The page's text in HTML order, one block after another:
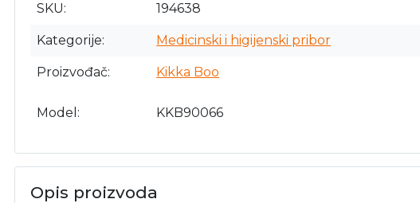
SKU 194638
Kategorije Medicinski i higijenski pribor
Proizvođač Kikka Boo
Model KKB90066
Opis proizvoda